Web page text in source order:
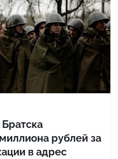
рублей за
в адрес